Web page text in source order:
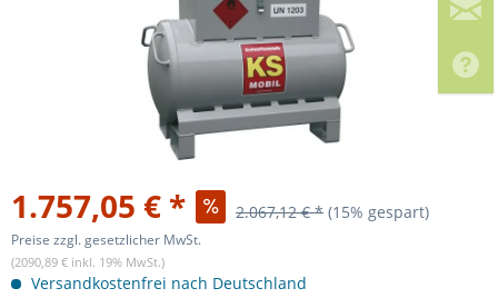
1.757,05 € * 2.067,12 € * (15% gespart)
Preise zzgl. gesetzlicher MwSt.
(2090,89 € inkl. 19% MwSt.)
Versandkostenfrei nach Deutschland